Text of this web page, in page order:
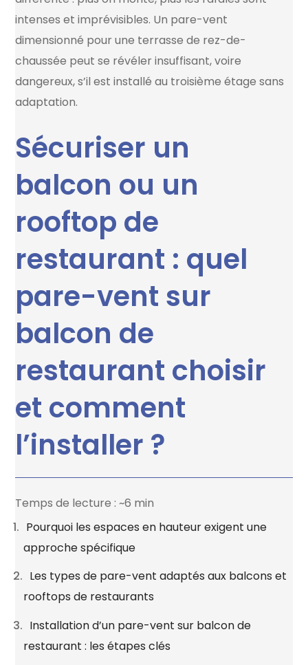
intenses et imprévisibles. Un pare-vent
dimensionné pour une terrasse de rez-de-
chaussée peut se révéler insuffisant, voire
dangereux, s’il est installé au troisième étage sans
adaptation.
Sécuriser un
balcon ou un
rooftop de
restaurant : quel
pare-vent sur
balcon de
restaurant choisir
et comment
l’installer ?
Temps de lecture : ~6 min
Pourquoi les espaces en hauteur exigent une
approche spécifique
Les types de pare-vent adaptés aux balcons et
rooftops de restaurants
Installation d’un pare-vent sur balcon de
restaurant : les étapes clés